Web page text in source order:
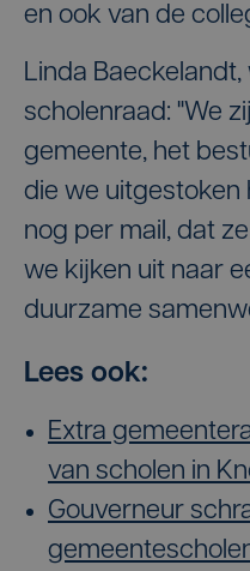
en ook van de
Linda
scholenraad: "We
gemeente, het
die we uitgestoken
nog per mail, dat
we kijken uit naar
duurzame
Lees ook:
Extra
van scholen in
Gouverneur